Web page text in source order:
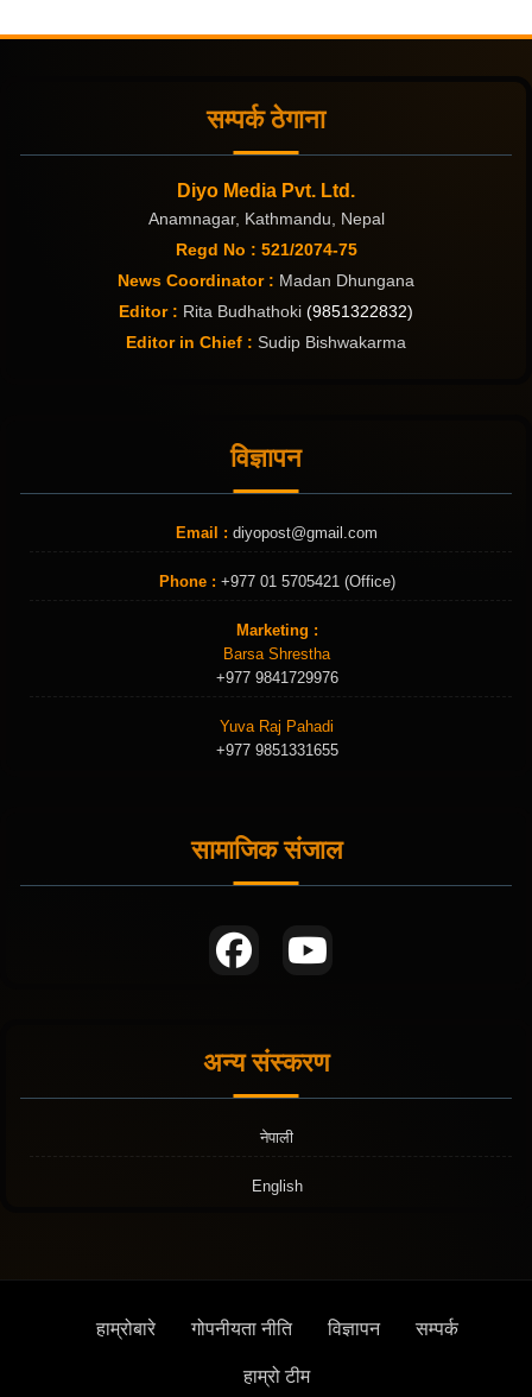
सम्पर्क ठेगाना
Diyo Media Pvt. Ltd.
Anamnagar, Kathmandu, Nepal
Regd No : 521/2074-75
News Coordinator : Madan Dhungana
Editor : Rita Budhathoki (9851322832)
Editor in Chief : Sudip Bishwakarma
विज्ञापन
Email : diyopost@gmail.com
Phone : +977 01 5705421 (Office)
Marketing :
Barsa Shrestha
+977 9841729976
Yuva Raj Pahadi
+977 9851331655
सामाजिक संजाल
अन्य संस्करण
नेपाली
English
हाम्रोबारे गोपनीयता नीति विज्ञापन सम्पर्क
हाम्रो टीम